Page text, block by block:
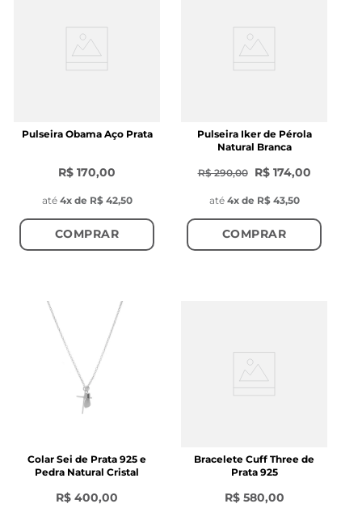
Pulseira Obama Aço Prata
R$ 170,00
até 4x de R$ 42,50
COMPRAR
Pulseira Iker de Pérola
Natural Branca
R$ 290,00 R$ 174,00
até 4x de R$ 43,50
COMPRAR
Colar Sei de Prata 925 e
Pedra Natural Cristal
R$ 400,00
Bracelete Cuff Three de
Prata 925
R$ 580,00